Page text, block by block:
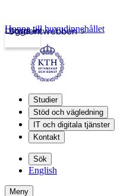
Studentwebben
Logga in
Hoppa till huvudinnehållet
Studier
Stöd och vägledning
IT och digitala tjänster
Kontakt
Sök
English
Meny